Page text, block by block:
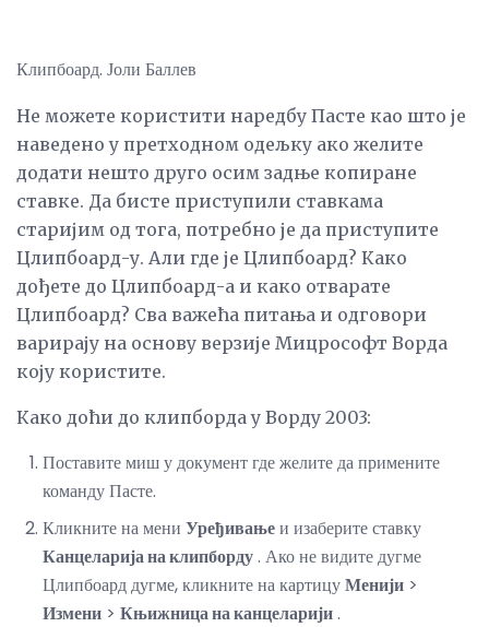
Клипбоард. Јоли Баллев
Не можете користити наредбу Пасте као што је
наведено у претходном одељку ако желите
додати нешто друго осим задње копиране
ставке. Да бисте приступили ставкама
старијим од тога, потребно је да приступите
Цлипбоард-у. Али где је Цлипбоард? Како
дођете до Цлипбоард-а и како отварате
Цлипбоард? Сва важећа питања и одговори
варирају на основу верзије Мицрософт Ворда
коју користите.
Како доћи до клипборда у Ворду 2003:
Поставите миш у документ где желите да примените
команду Пасте.
Кликните на мени Уређивањеи изаберите ставку
Канцеларија на клипборду. Ако не видите дугме
Цлипбоард дугме, кликните на картицуМенији >
Измени > Књижница на канцеларији.